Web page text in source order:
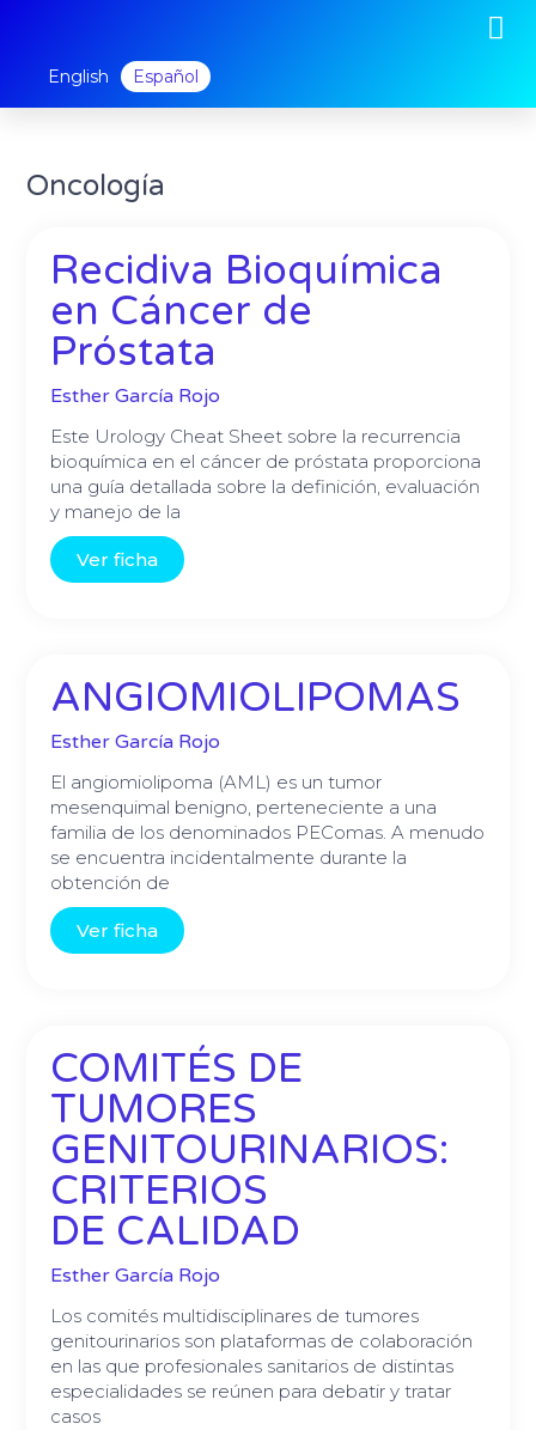
English Español
Oncología
Recidiva Bioquímica
en Cáncer de
Próstata
Esther García Rojo
Este Urology Cheat Sheet sobre la recurrencia
bioquímica en el cáncer de próstata proporciona
una guía detallada sobre la definición, evaluación
y manejo de la
Ver ficha
ANGIOMIOLIPOMAS
Esther García Rojo
El angiomiolipoma (AML) es un tumor
mesenquimal benigno, perteneciente a una
familia de los denominados PEComas. A menudo
se encuentra incidentalmente durante la
obtención de
Ver ficha
COMITÉS DE
TUMORES
GENITOURINARIOS:
CRITERIOS
DE CALIDAD
Esther García Rojo
Los comités multidisciplinares de tumores
genitourinarios son plataformas de colaboración
en las que profesionales sanitarios de distintas
especialidades se reúnen para debatir y tratar
casos